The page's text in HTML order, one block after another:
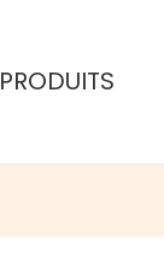
PRODUITS